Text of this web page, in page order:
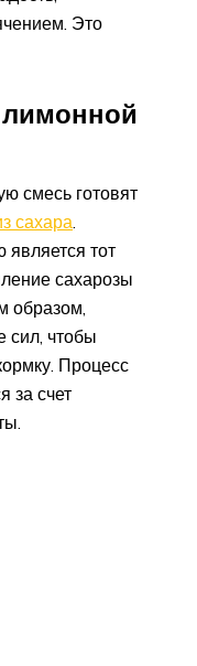
Это
смесь готовят
сахара
является тот
сахарозы
образом,
сил, чтобы
Процесс
за счет